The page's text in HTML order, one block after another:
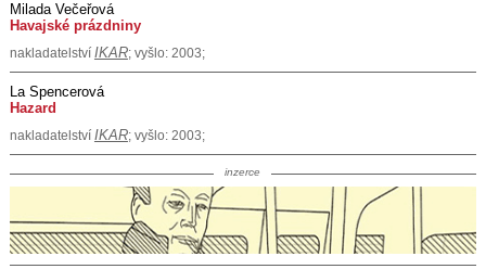
Milada Večeřová
Havajské prázdniny
nakladatelství IKAR; vyšlo: 2003;
La Spencerová
Hazard
nakladatelství IKAR; vyšlo: 2003;
inzerce